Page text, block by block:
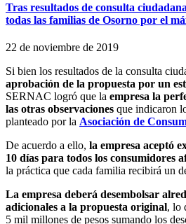
Tras resultados de consulta
todas las familias de Osorno por el
22 de noviembre de 2019
Si bien los resultados de la consulta
aprobación de la propuesta por un
SERNAC logró que la empresa la
las otras observaciones que indicaron
planteado por la Asociación de
De acuerdo a ello, la empresa aceptó
10 días para todos los consumidores
la práctica que cada familia recibirá un
La empresa deberá desembolsar
adicionales a la propuesta original, lo
5 mil millones de pesos sumando los